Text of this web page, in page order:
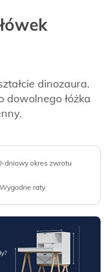
dinozaura.
dowolnego łóżka
dniowy okres zwrotu
Wygodne raty